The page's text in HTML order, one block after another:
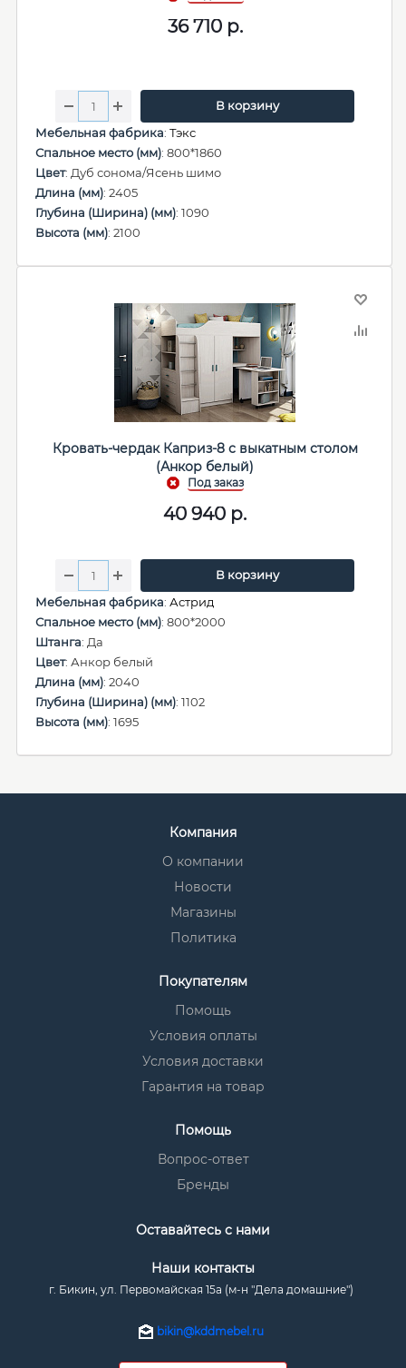
36 710р.
В корзину
Мебельная фабрика: Тэкс
Спальное место (мм): 800*1860
Цвет: Дуб сонома/Ясень шимо
Длина (мм): 2405
Глубина (Ширина) (мм): 1090
Высота (мм): 2100
Кровать-чердак Каприз-8 с выкатным столом
(Анкор белый)
40 940 р.
В корзину
Мебельная фабрика: Астрид
Спальное место (мм): 800*2000
Штанга: Да
Цвет: Анкор белый
Длина (мм): 2040
Глубина (Ширина) (мм): 1102
Высота (мм): 1695
Компания
О компании
Новости
Магазины
Политика
Покупателям
Помощь
Условия оплаты
Условия доставки
Гарантия на товар
Помощь
Вопрос-ответ
Бренды
Оставайтесь с нами
Наши контакты
г. Бикин, ул. Первомайская 15а (м-н "Дела домашние")
bikin@kddmebel.ru